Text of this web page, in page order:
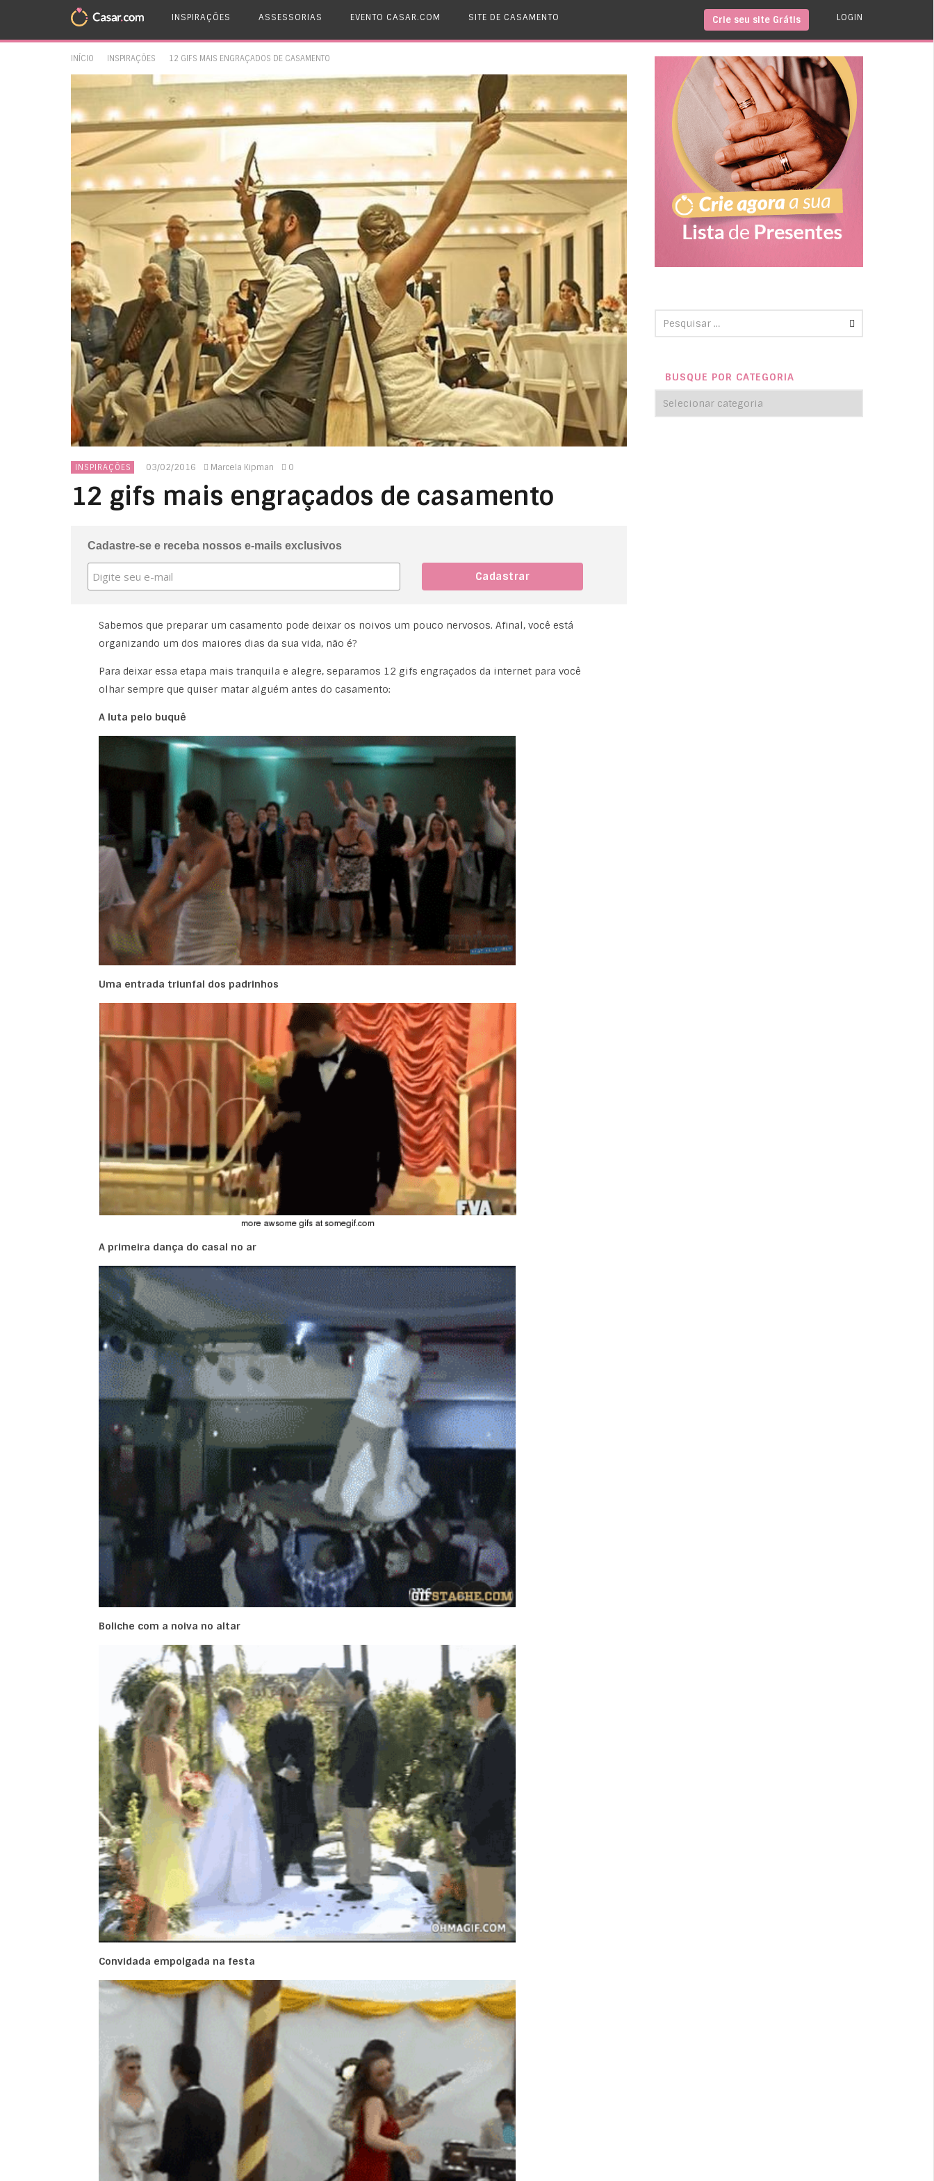
INSPIRAÇÕES ASSESSORIAS EVENTO CASAR.COM SITE DE CASAMENTO LOGIN
Crie seu site Grátis
INÍCIO INSPIRAÇÕES 12 GIFS MAIS ENGRAÇADOS DE CASAMENTO
INSPIRAÇÕES 03/02/2016 Marcela Kipman 0
12 gifs mais engraçados de casamento
Cadastre-se e receba nossos e-mails exclusivos
Sabemos que preparar um casamento pode deixar os noivos um pouco nervosos. Afinal, você está
organizando um dos maiores dias da sua vida, não é?
Para deixar essa etapa mais tranquila e alegre, separamos 12 gifs engraçados da internet para você
olhar sempre que quiser matar alguém antes do casamento:
A luta pelo buquê
Uma entrada triunfal dos padrinhos
A primeira dança do casal no ar
Boliche com a noiva no altar
Convidada empolgada na festa
BUSQUE POR CATEGORIA